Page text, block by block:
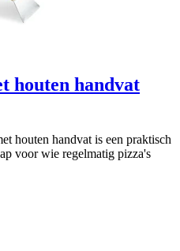
houten handvat
houten handvat is een praktisch
voor wie regelmatig pizza's